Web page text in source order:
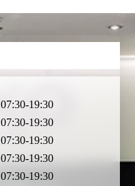
07:30-19:30
07:30-19:30
07:30-19:30
07:30-19:30
07:30-19:30